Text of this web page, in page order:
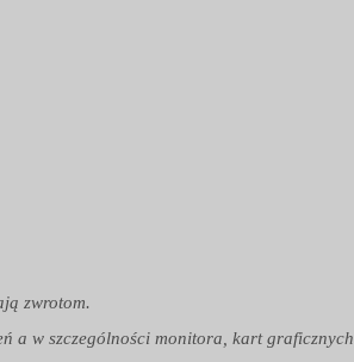
zwrotom.
a w szczególności monitora, kart graficznych,